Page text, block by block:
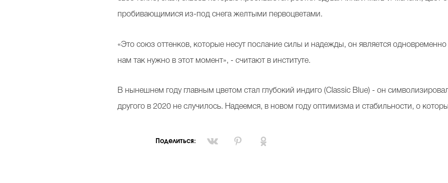
пробивающимися из-под снега желтыми первоцветами.
«Это союз оттенков, которые несут послание силы и надежды, он является
нам так нужно в этот момент», - считают в институте.
В нынешнем году главным цветом стал глубокий индиго (Classic Blue) - он
другого в 2020 не случилось. Надеемся, в новом году оптимизма и стабильности, о
Поделиться: